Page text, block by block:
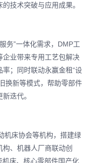
技术突破与应用成果。
务”一体化需求，DMP工
企业带来专用工艺包解决
率；同时联动永赢金租“设
换新等模式，帮助零部件
迭代。
机床协会等机构，搭建绿
、机器人厂商联动创
床、核心零部件国产化